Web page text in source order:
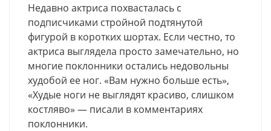
Недавно актриса похвасталась с
подписчиками стройной подтянутой
фигурой в коротких шортах. Если честно, то
актриса выглядела просто замечательно, но
многие поклонники остались недовольны
худобой ее ног. «Вам нужно больше есть»,
«Худые ноги не выглядят красиво, слишком
костляво» — писали в комментариях
поклонники.